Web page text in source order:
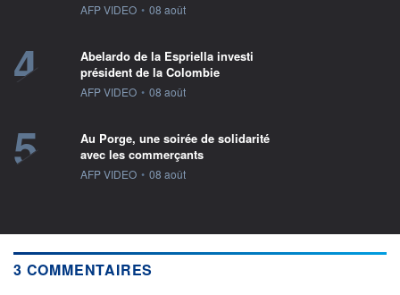
information fournie par
AFP VIDEO • 08 août
4
Abelardo de la Espriella investi
président de la Colombie
information fournie par
AFP VIDEO • 08 août
5
Au Porge, une soirée de solidarité
avec les commerçants
information fournie par
AFP VIDEO • 08 août
3 COMMENTAIRES